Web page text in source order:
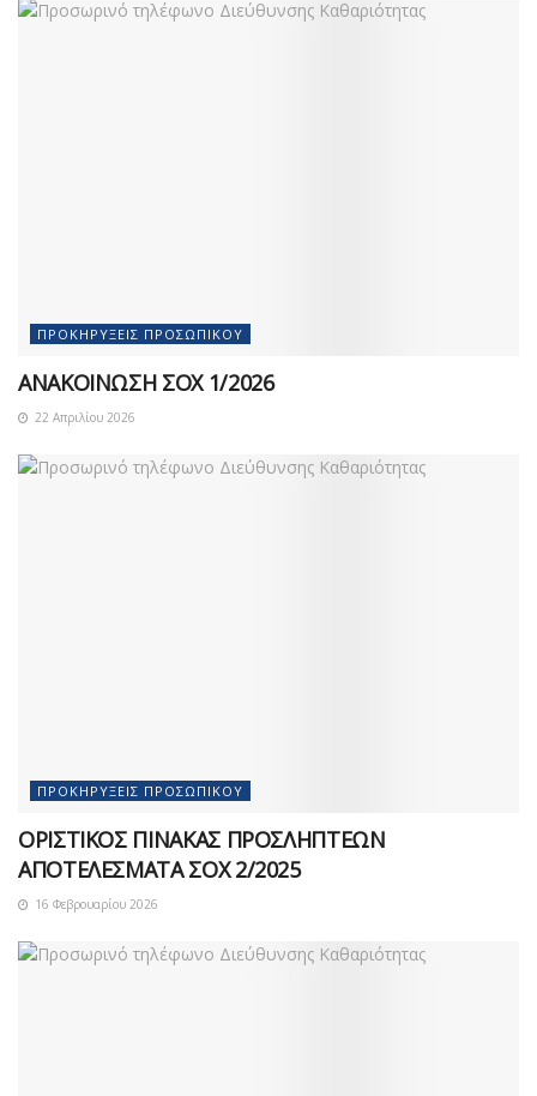
ΠΡΟΚΗΡΎΞΕΙΣ ΠΡΟΣΩΠΙΚΟΎ
ΑΝΑΚΟΙΝΩΣΗ ΣΟΧ 1/2026
22 Απριλίου 2026
ΠΡΟΚΗΡΎΞΕΙΣ ΠΡΟΣΩΠΙΚΟΎ
ΟΡΙΣΤΙΚΟΣ ΠΙΝΑΚΑΣ ΠΡΟΣΛΗΠΤΕΩΝ
ΑΠΟΤΕΛΕΣΜΑΤΑ ΣΟΧ 2/2025
16 Φεβρουαρίου 2026